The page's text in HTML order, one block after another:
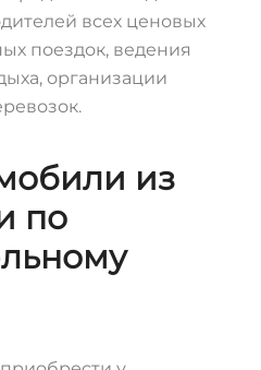
всех ценовых
поездок, ведения
организации
из
по